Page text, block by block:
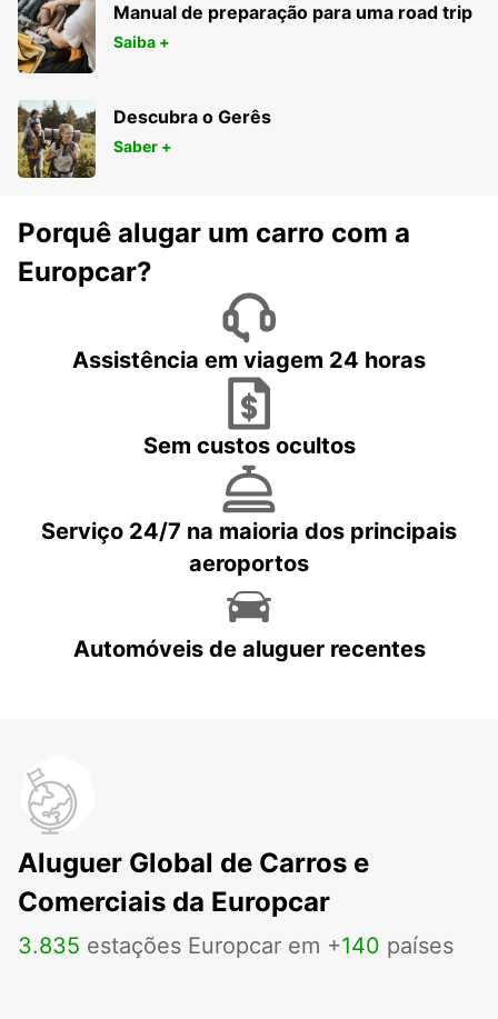
Manual de preparação para uma road trip
Saiba +
Descubra o Gerês
Saber +
Porquê alugar um carro com a
Europcar?
Assistência em viagem 24 horas
Sem custos ocultos
Serviço 24/7 na maioria dos principais
aeroportos
Automóveis de aluguer recentes
Aluguer Global de Carros e
Comerciais da Europcar
3.835 estações Europcar em +140 países